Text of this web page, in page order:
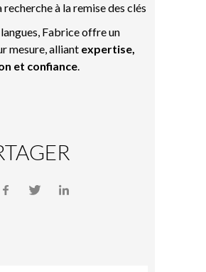
à la remise des clés
Fabrice offre un
mesure, alliant expertise,
et confiance.